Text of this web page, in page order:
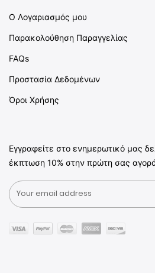
Ο Λογαριασμός μου
Παρακολούθηση Παραγγελίας
FAQs
Προστασία Δεδομένων
Όροι Χρήσης
Εγγραφείτε στο ενημερωτικό μας
έκπτωση 10% στην πρώτη σας